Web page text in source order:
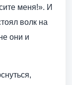
меня!». И
волк на
они и